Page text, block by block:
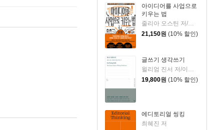
아이디어를 사업으로
키우는 법
줄리아 오스틴 저/고현석 역
21,150원 (10% 할인)
글쓰기 생각쓰기
윌리엄 진서 저/이한중 역
19,800원 (10% 할인)
에디토리얼 씽킹
최혜진 저